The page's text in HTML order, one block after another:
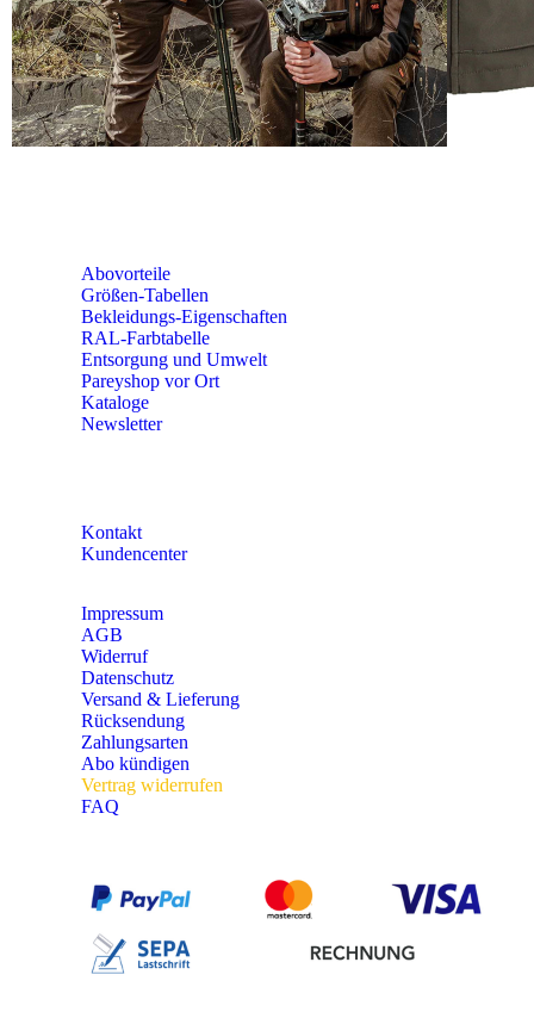
seminare@paulparey.de
PAREYSHOP VOR ORT
Erich-Kästner-Straße 2
Abovorteile
Größen-Tabellen
Bekleidungs-Eigenschaften
RAL-Farbtabelle
Entsorgung und Umwelt
Pareyshop vor Ort
Kataloge
Newsletter
Kontakt
Kundencenter
Impressum
AGB
Widerruf
Datenschutz
Versand & Lieferung
Rücksendung
Zahlungsarten
Abo kündigen
Vertrag widerrufen
FAQ